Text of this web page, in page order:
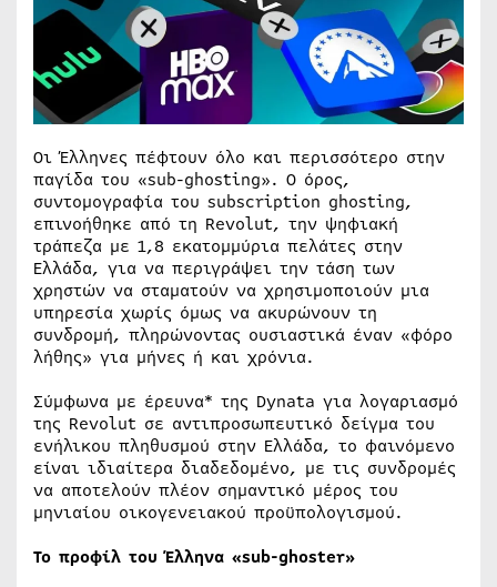
Οι Έλληνες πέφτουν όλο και περισσότερο στην
παγίδα του «sub-ghosting». Ο όρος,
συντομογραφία του subscription ghosting,
επινοήθηκε από τη Revolut, την ψηφιακή
τράπεζα με 1,8 εκατομμύρια πελάτες στην
Ελλάδα, για να περιγράψει την τάση των
χρηστών να σταματούν να χρησιμοποιούν μια
υπηρεσία χωρίς όμως να ακυρώνουν τη
συνδρομή, πληρώνοντας ουσιαστικά έναν «φόρο
λήθης» για μήνες ή και χρόνια.
Σύμφωνα με έρευνα* της Dynata για λογαριασμό
της Revolut σε αντιπροσωπευτικό δείγμα του
ενήλικου πληθυσμού στην Ελλάδα, το φαινόμενο
είναι ιδιαίτερα διαδεδομένο, με τις συνδρομές
να αποτελούν πλέον σημαντικό μέρος του
μηνιαίου οικογενειακού προϋπολογισμού.
Το προφίλ του Έλληνα «sub-ghoster»